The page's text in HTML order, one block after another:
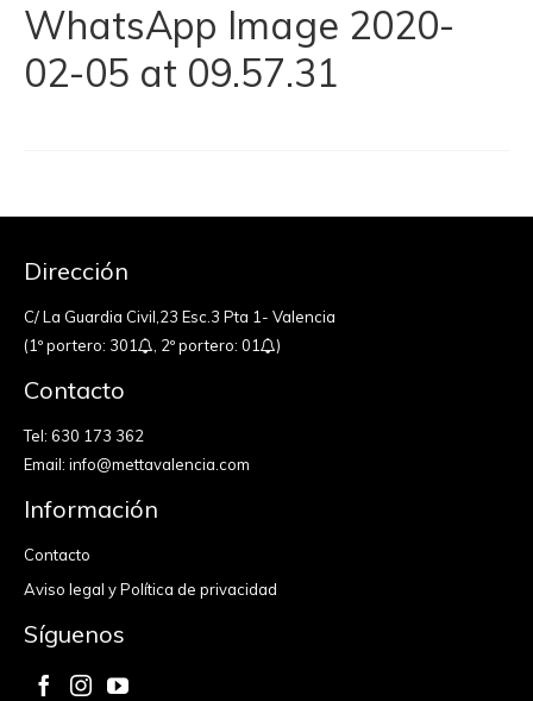
WhatsApp Image 2020-
02-05 at 09.57.31
Dirección
C/ La Guardia Civil,23 Esc.3 Pta 1- Valencia
(1º portero: 301
, 2º portero: 01 )
Contacto
Tel: 630 173 362
Email: info@mettavalencia.com
Información
Contacto
Aviso legal y Política de privacidad
Síguenos